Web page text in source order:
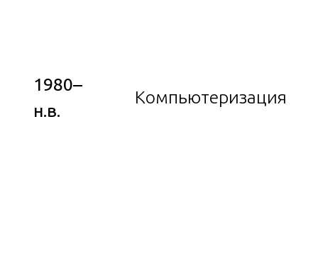
1980–
н.в.
Компьютеризация